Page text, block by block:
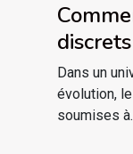
Dans un
évolution,
soumises